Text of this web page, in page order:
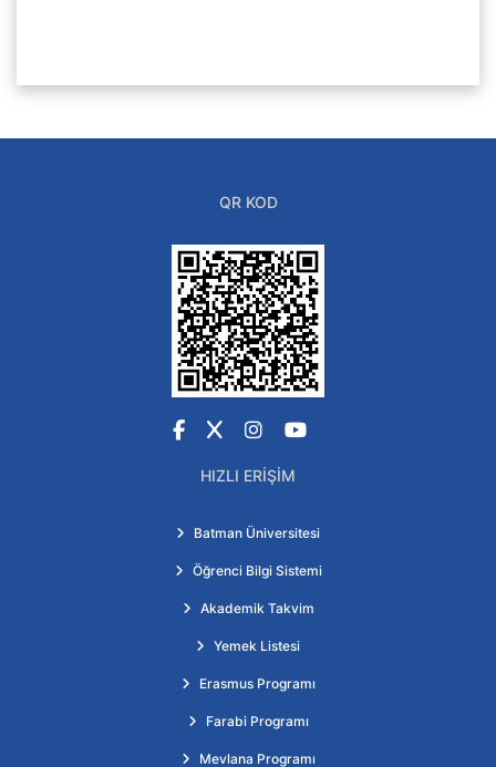
QR KOD
Facebook
X Instagram
YouTube
HIZLI ERIŞIM
Batman Üniversitesi
Öğrenci Bilgi Sistemi
Akademik Takvim
Yemek Listesi
Erasmus Programı
Farabi Programı
Mevlana Programı